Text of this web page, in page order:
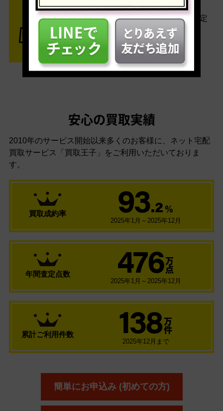
STEP3 ご入金
査定結果はメールでお知らせ。査定
結果がOKなら金額をお支払い！
安心の買取実績
2010年のサービス開始以来多くのお客様に、 ネット宅配
買取サービス「買取王子」をご利用いただいておりま
す。
買取成約率 93.2 ％
2025年1月～2025年12月
年間査定点数 476 万
点
2025年1月～2025年12月
累計ご利用件数 138 万
件
2025年12月まで
簡単にお申込み (初めての方)